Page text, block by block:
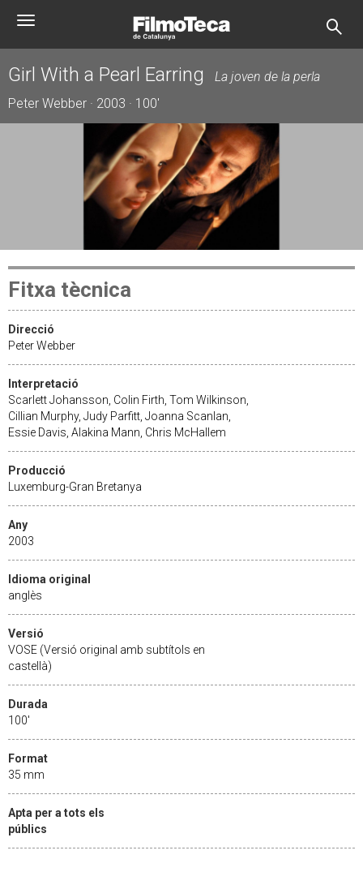
Toggle
Girl With a Pearl Earring
La joven de la perla
Peter Webber · 2003 · 100'
Fitxa tècnica
Direcció
Peter Webber
Interpretació
Scarlett Johansson, Colin Firth, Tom Wilkinson,
Cillian Murphy, Judy Parfitt, Joanna Scanlan,
Essie Davis, Alakina Mann, Chris McHallem
Producció
Luxemburg-Gran Bretanya
Any
2003
Idioma original
anglès
Versió
VOSE (Versió original amb subtítols en
castellà)
Durada
100'
Format
35 mm
Apta per a tots els
públics